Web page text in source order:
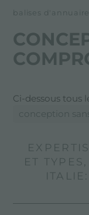
balises d'annuaire
Ci-dessous tous
conception
ET